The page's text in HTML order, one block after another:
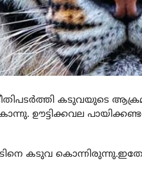
കടുവയുടെ
ഊട്ടിക്കവല
കടുവ